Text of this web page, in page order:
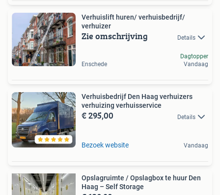
Verhuislift huren/ verhuisbedrijf/
verhuizer
Zie omschrijving Details
Enschede
Dagtopper
Vandaag
Verhuisbedrijf Den Haag verhuizers
verhuizing verhuisservice
€ 295,00 Details
Bezoek website Vandaag
Opslagruimte / Opslagbox te huur Den
Haag – Self Storage